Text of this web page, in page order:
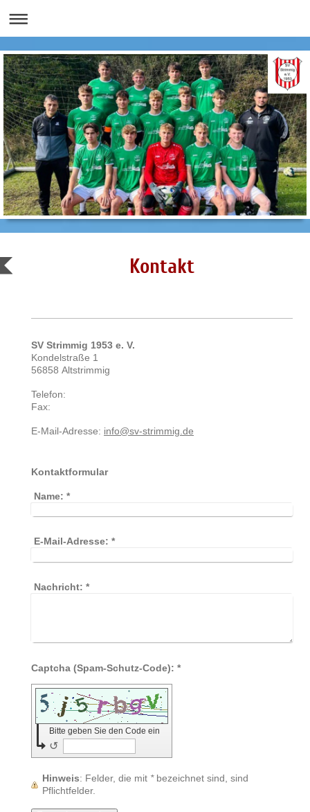
Kontakt
SV Strimmig 1953 e. V.
Kondelstraße 1
56858 Altstrimmig
Telefon:
Fax:
E-Mail-Adresse: info@sv-strimmig.de
Kontaktformular
Name: *
E-Mail-Adresse: *
Nachricht: *
Captcha (Spam-Schutz-Code): *
Bitte geben Sie den Code ein
↺
Hinweis : Felder, die mit *bezeichnet sind, sind
Pflichtfelder.